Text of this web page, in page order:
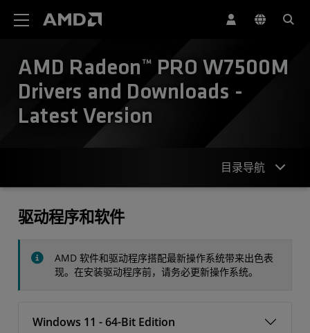
AMD Radeon™ PRO W7500M
Drivers and Downloads -
Latest Version
目录导航
联系我们
驱动程序和软件
AMD 软件和驱动程序搭配最新操作系统带来出色表
现。在安装驱动程序前，请务必更新操作系统。
Windows 11 - 64-Bit Edition